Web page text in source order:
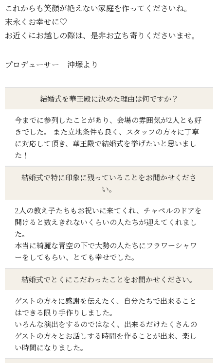
これからも笑顔が絶えない家庭を作ってくださいね。
末永くお幸せに♡
お近くにお越しの際は、是非お立ち寄りくださいませ。
プロデューサー 沖塚より
結婚式を華王殿に決めた理由は何ですか？
今までに参列したことがあり、会場の雰囲気が2人とも好
きでした。 また立地条件も良く、スタッフの方々に丁寧
に対応して頂き、華王殿で結婚式を挙げたいと思いまし
た！
結婚式で特に印象に残っていることをお聞かせくださ
い。
2人の教え子たちもお祝いに来てくれ、チャペルのドアを
開けると数えきれないくらいの人たちが迎えてくれまし
た。
本当に綺麗な青空の下で大勢の人たちにフラワーシャワ
ーをしてもらい、とても幸せでした。
結婚式でとくにこだわったことをお聞かせください。
ゲストの方々に感謝を伝えたく、自分たちで出来ること
はできる限り手作りしました。
いろんな演出をするのではなく、出来るだけたくさんの
ゲストの方々とお話しする時間を作ることが出来、楽し
い時間になりました。